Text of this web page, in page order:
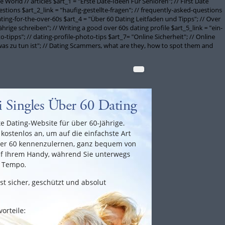
$art_2_link = "haufig-gestellte-fragen"; // frequently-asked-questions
for-the-over-60s $art_4 = "Über 60 Dating Leitfaden und Tipps"; // Over
schreiben"; // Writing a good over 60s dating profile $art_5_link = "ein-
tipps"; // dating-profile-photo-tips $art_7= "Online Sicherheit"; // Online
zu tun ist"; // Dating Scammers, what are they, how to spot them and
Über 60 Dating
Dating-Website für über 60-Jährige.
an, um auf die einfachste Art
60 kennenzulernen, ganz bequem von
Ihrem Handy, während Sie unterwegs
sicher, geschützt und absolut